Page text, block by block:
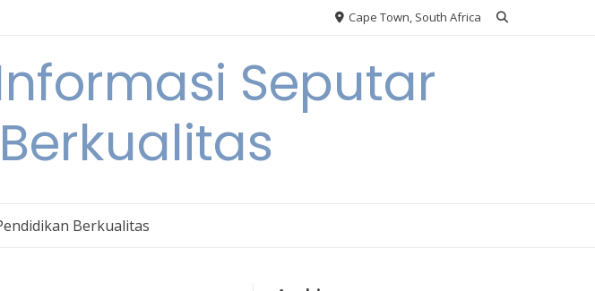
Cape Town, South Africa
Informasi Seputar
Berkualitas